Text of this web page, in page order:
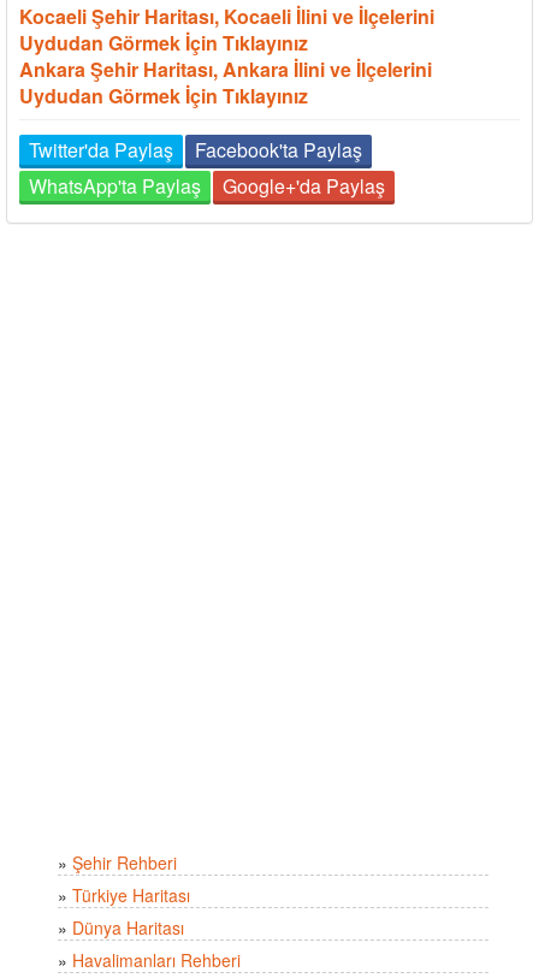
Kocaeli Şehir Haritası, Kocaeli İlini ve İlçelerini
Uydudan Görmek İçin Tıklayınız
Ankara Şehir Haritası, Ankara İlini ve İlçelerini
Uydudan Görmek İçin Tıklayınız
Twitter'da Paylaş
Facebook'ta Paylaş
WhatsApp'ta Paylaş
Google+'da Paylaş
» Şehir Rehberi
» Türkiye Haritası
» Dünya Haritası
» Havalimanları Rehberi